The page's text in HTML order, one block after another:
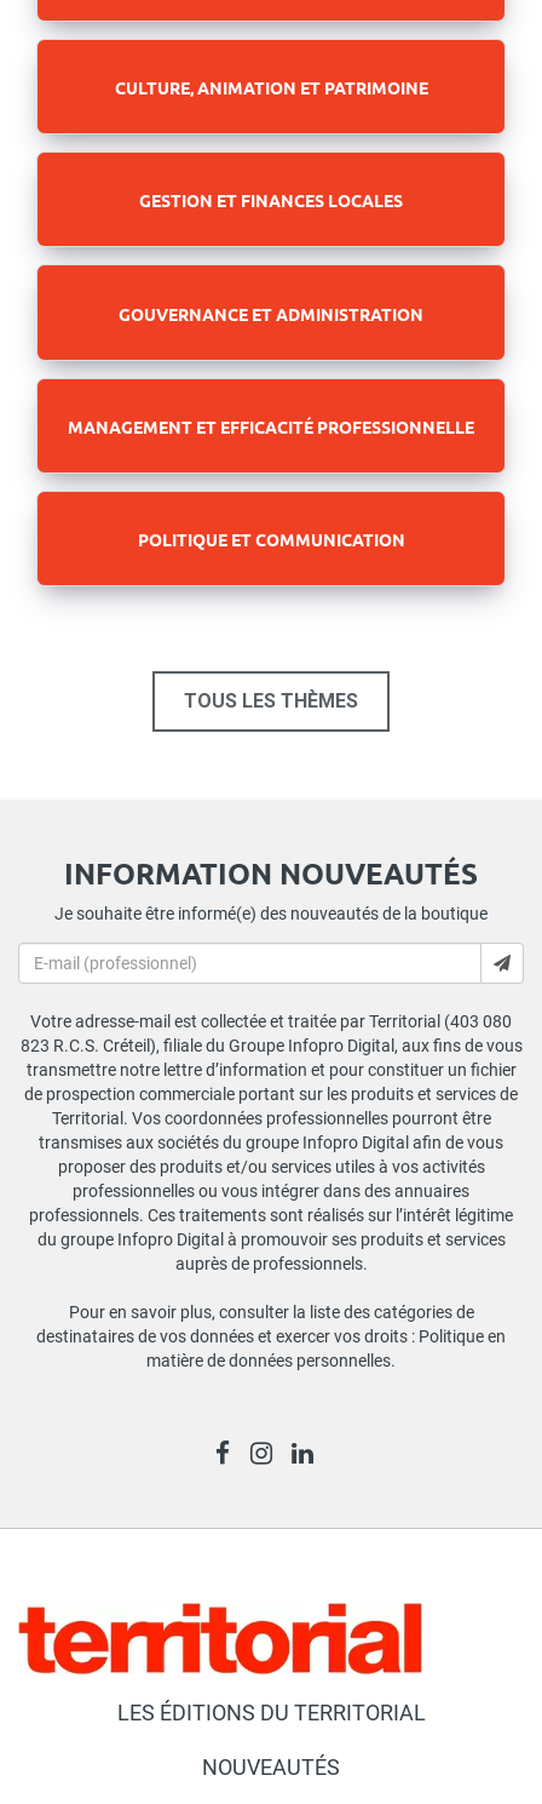
CULTURE, ANIMATION ET PATRIMOINE
GESTION ET FINANCES LOCALES
GOUVERNANCE ET ADMINISTRATION
MANAGEMENT ET EFFICACITÉ PROFESSIONNELLE
POLITIQUE ET COMMUNICATION
TOUS LES THÈMES
INFORMATION NOUVEAUTÉS
Je souhaite être informé(e) des nouveautés de la boutique
Votre adresse-mail est collectée et traitée par Territorial (403 080
823 R.C.S. Créteil), filiale du Groupe Infopro Digital, aux fins de vous
transmettre notre lettre d’information et pour constituer un fichier
de prospection commerciale portant sur les produits et services de
Territorial. Vos coordonnées professionnelles pourront être
transmises aux sociétés du groupe Infopro Digital afin de vous
proposer des produits et/ou services utiles à vos activités
professionnelles ou vous intégrer dans des annuaires
professionnels. Ces traitements sont réalisés sur l’intérêt légitime
du groupe Infopro Digital à promouvoir ses produits et services
auprès de professionnels.
Pour en savoir plus, consulter la liste des catégories de
destinataires de vos données et exercer vos droits : Politique en
matière de données personnelles.
LES ÉDITIONS DU TERRITORIAL
NOUVEAUTÉS